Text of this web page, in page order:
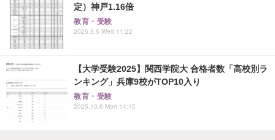
定）神戸1.16倍
教育・受験
2025.3.5 Wed 11:22
【大学受験2025】関西学院大 合格者数「高校別ラ
ンキング」兵庫9校がTOP10入り
教育・受験
2025.10.6 Mon 14:15